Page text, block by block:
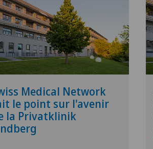
Medical Network
le point sur l'avenir
la Privatklinik